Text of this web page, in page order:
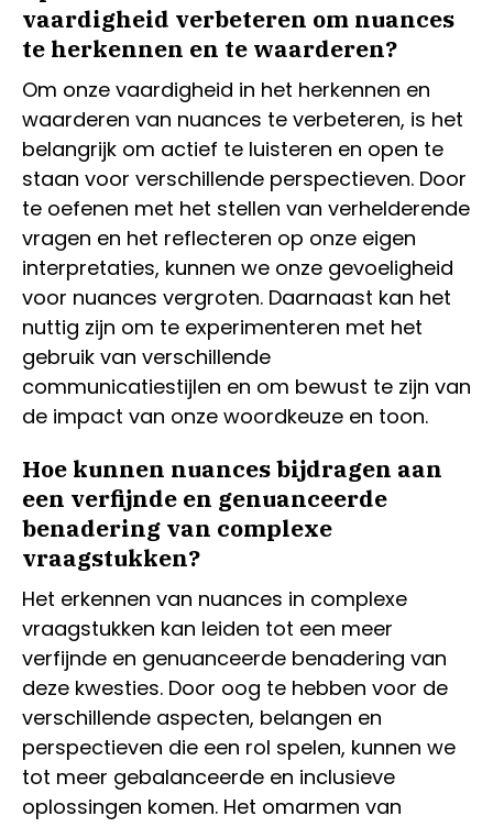
vaardigheid verbeteren om nuances
te herkennen en te waarderen?
Om onze vaardigheid in het herkennen en
waarderen van nuances te verbeteren, is het
belangrijk om actief te luisteren en open te
staan voor verschillende perspectieven. Door
te oefenen met het stellen van verhelderende
vragen en het reflecteren op onze eigen
interpretaties, kunnen we onze gevoeligheid
voor nuances vergroten. Daarnaast kan het
nuttig zijn om te experimenteren met het
gebruik van verschillende
communicatiestijlen en om bewust te zijn van
de impact van onze woordkeuze en toon.
Hoe kunnen nuances bijdragen aan
een verfijnde en genuanceerde
benadering van complexe
vraagstukken?
Het erkennen van nuances in complexe
vraagstukken kan leiden tot een meer
verfijnde en genuanceerde benadering van
deze kwesties. Door oog te hebben voor de
verschillende aspecten, belangen en
perspectieven die een rol spelen, kunnen we
tot meer gebalanceerde en inclusieve
oplossingen komen. Het omarmen van